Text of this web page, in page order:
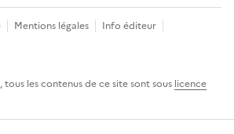
Mentions légales
Info éditeur
les contenus de ce site sont sous licence